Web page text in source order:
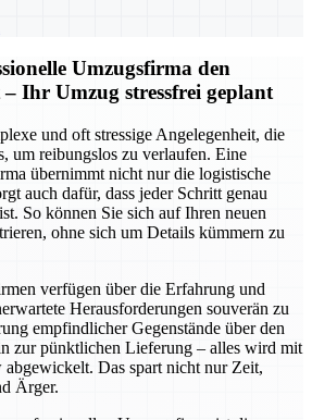
Umzugsfirma den
Ihr Umzug stressfrei geplant
und oft stressige Angelegenheit, die
um reibungslos zu verlaufen. Eine
übernimmt nicht nur die logistische
auch dafür, dass jeder Schritt genau
So können Sie sich auf Ihren neuen
ohne sich um Details kümmern zu
verfügen über die Erfahrung und
Herausforderungen souverän zu
empfindlicher Gegenstände über den
zur pünktlichen Lieferung – alles wird mit
Das spart nicht nur Zeit,
Ärger.